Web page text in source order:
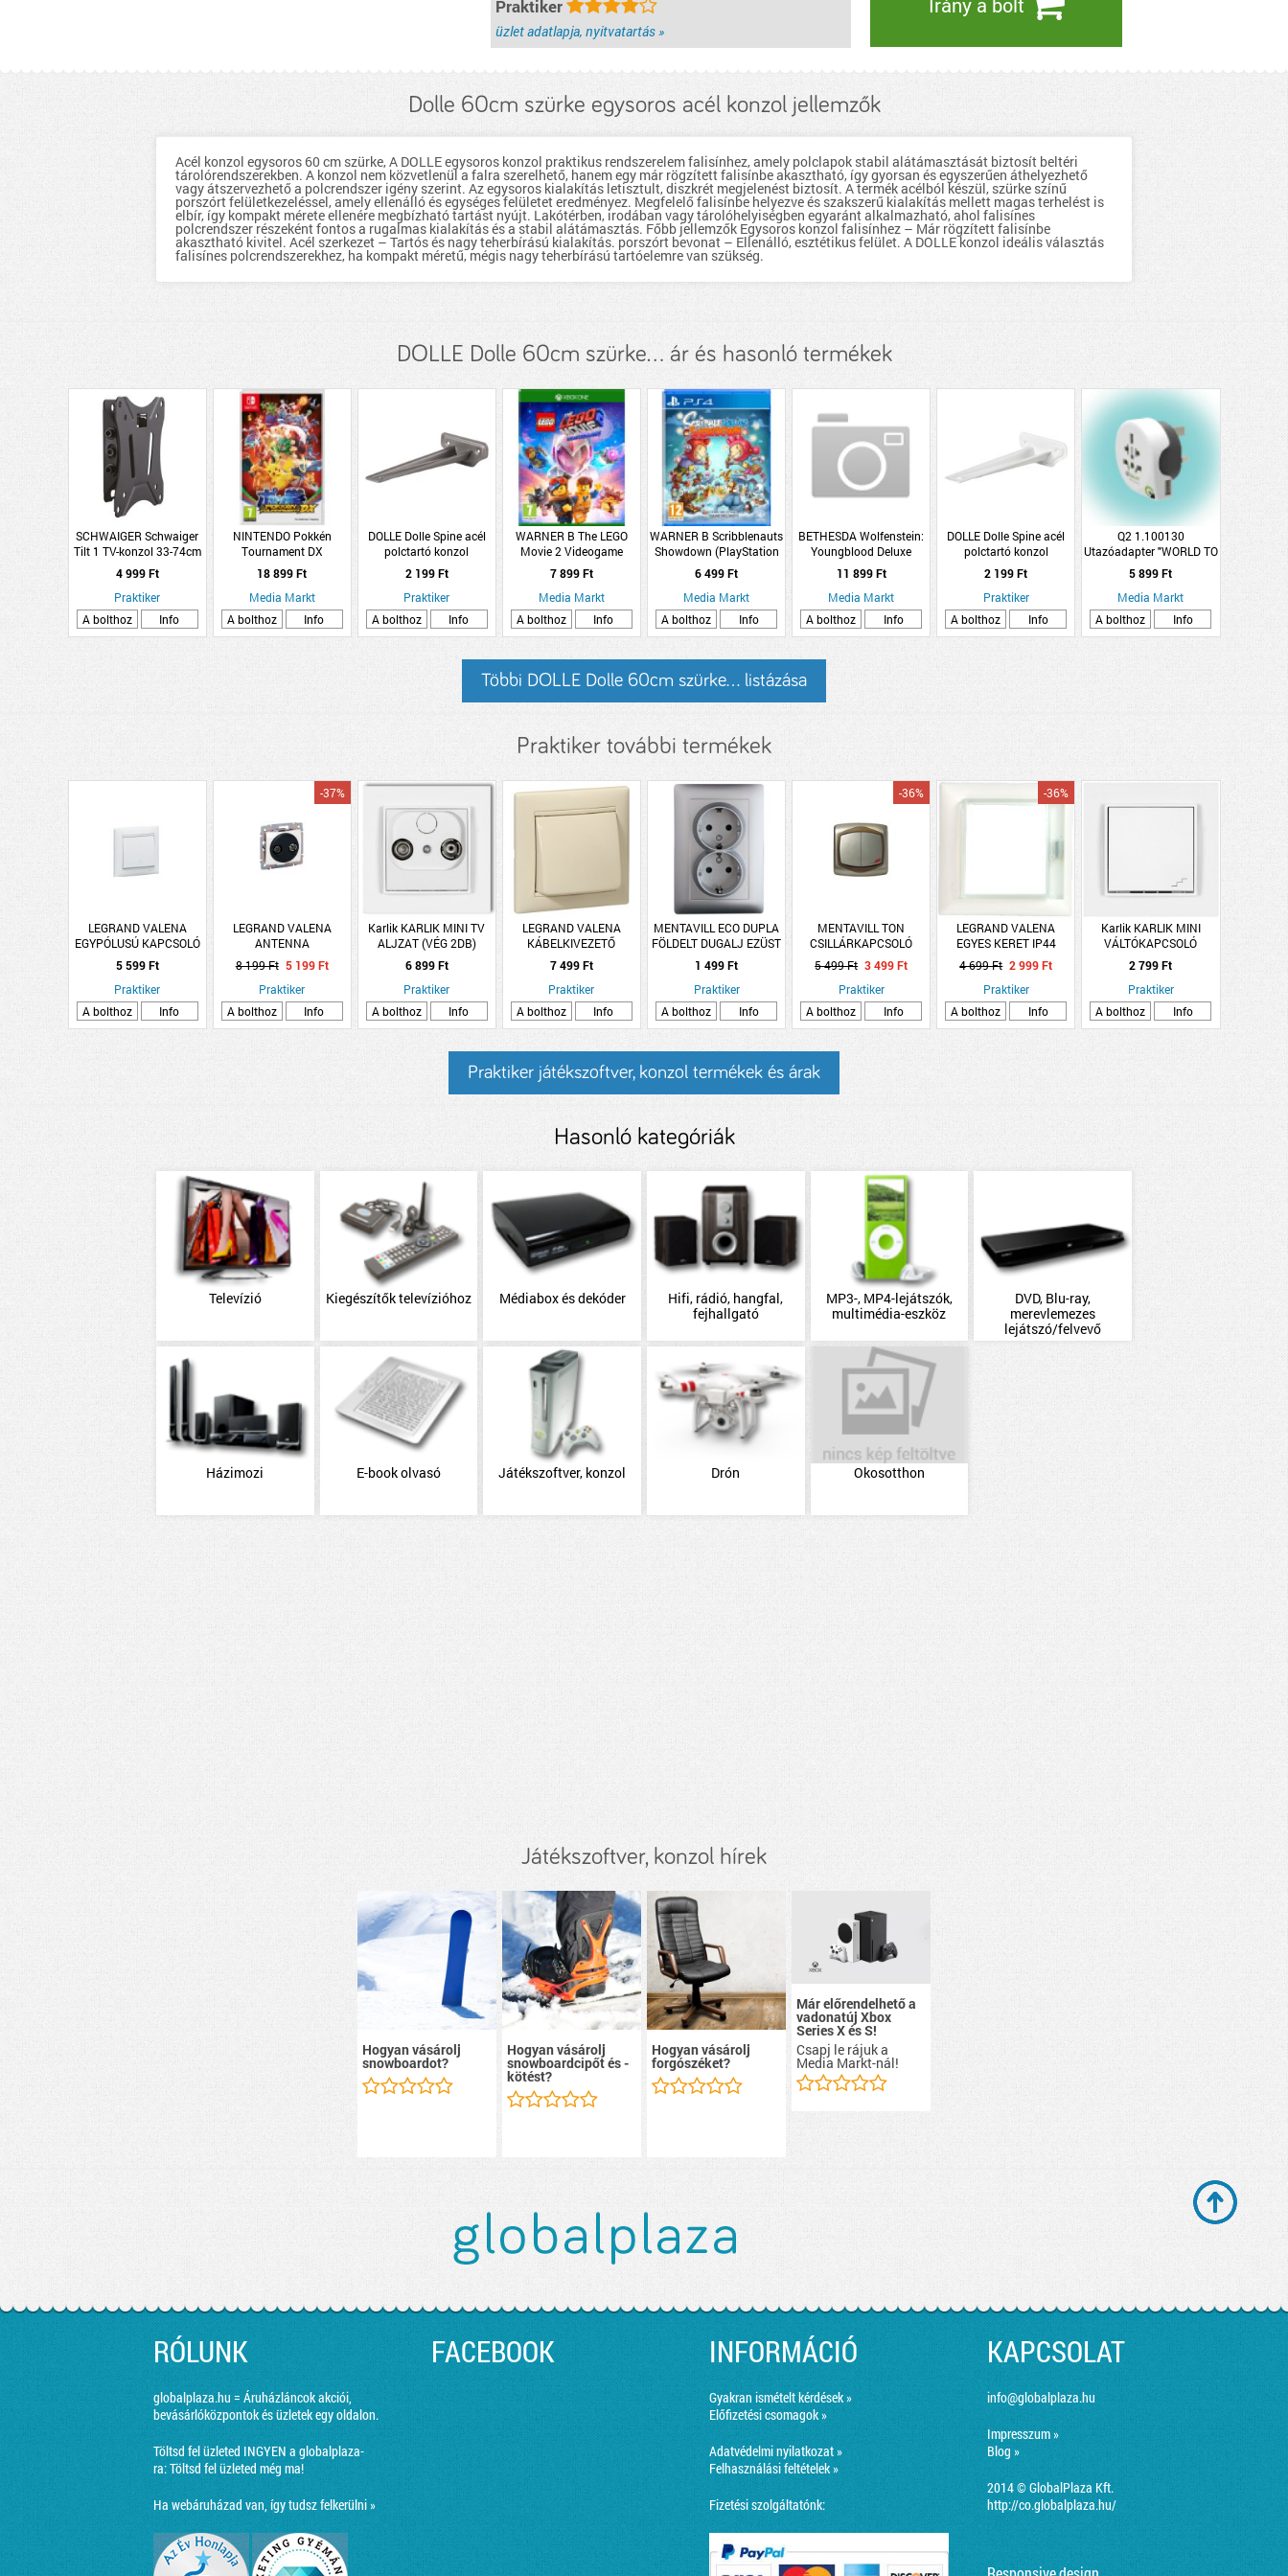
Praktiker
üzlet adatlapja, nyitvatartás »
Dolle 60cm szürke egysoros acél konzol jellemzők
Acél konzol egysoros 60 cm szürke, A DOLLE egysoros konzol praktikus rendszerelem falisínhez, amely polclapok stabil alátámasztását biztosít beltéri
tárolórendszerekben. A konzol nem közvetlenül a falra szerelhető, hanem egy már rögzített falisínbe akasztható, így gyorsan és egyszerűen áthelyezhető
vagy átszervezhető a polcrendszer igény szerint. Az egysoros kialakítás letisztult, diszkrét megjelenést biztosít. A termék acélból készül, szürke színű
porszórt felületkezeléssel, amely ellenálló és egységes felületet eredményez. Megfelelő falisínbe helyezve és szakszerű kialakítás mellett magas terhelést is
elbír, így kompakt mérete ellenére megbízható tartást nyújt. Lakótérben, irodában vagy tárolóhelyiségben egyaránt alkalmazható, ahol falisínes
polcrendszer részeként fontos a rugalmas kialakítás és a stabil alátámasztás. Főbb jellemzők Egysoros konzol falisínhez – Már rögzített falisínbe
akasztható kivitel. Acél szerkezet – Tartós és nagy teherbírású kialakítás. porszórt bevonat – Ellenálló, esztétikus felület. A DOLLE konzol ideális választás
falisínes polcrendszerekhez, ha kompakt méretű, mégis nagy teherbírású tartóelemre van szükség.
DOLLE Dolle 60cm szürke... ár és hasonló termékek
SCHWAIGER Schwaiger
Tilt 1 TV-konzol 33-74cm
dönthető max.25kg,
13&quot;-29&quot;
4 999 Ft
Praktiker
A bolthoz
Info
NINTENDO Pokkén
Tournament DX
(Nintendo Switch)
18 899 Ft
Media Markt
A bolthoz
Info
DOLLE Dolle Spine acél
polctartó konzol
18,9x4cm titán színű
2 199 Ft
Praktiker
A bolthoz
Info
WARNER B The LEGO
Movie 2 Videogame
(Xbox One)
7 899 Ft
Media Markt
A bolthoz
Info
WARNER B Scribblenauts
Showdown (PlayStation
4)
6 499 Ft
Media Markt
A bolthoz
Info
BETHESDA Wolfenstein:
Youngblood Deluxe
Edition (PlayStation 4)
11 899 Ft
Media Markt
A bolthoz
Info
DOLLE Dolle Spine acél
polctartó konzol
18,9x4cm fehér
2 199 Ft
Praktiker
A bolthoz
Info
Q2 1.100130
Utazóadapter "WORLD TO
UK USB"
5 899 Ft
Media Markt
A bolthoz
Info
Többi DOLLE Dolle 60cm szürke... listázása
Praktiker további termékek
LEGRAND VALENA
EGYPÓLUSÚ KAPCSOLÓ
KOMPLETT FEHÉR
5 599 Ft
Praktiker
A bolthoz
Info
LEGRAND VALENA
ANTENNA
CSATLAKOZÓALJ VÉGZ.
TV-RD 1,5DB FEHÉR,
BILL.+MECHANIZ.
-37%
8 199 Ft 5 199 Ft
Praktiker
A bolthoz
Info
Karlik KARLIK MINI TV
ALJZAT (VÉG 2DB)
KERETTEL FEHÉR
6 899 Ft
Praktiker
A bolthoz
Info
LEGRAND VALENA
KÁBELKIVEZETŐ
ELEFÁNTCSONT
7 499 Ft
Praktiker
A bolthoz
Info
MENTAVILL ECO DUPLA
FÖLDELT DUGALJ EZÜST
1 499 Ft
Praktiker
A bolthoz
Info
MENTAVILL TON
CSILLÁRKAPCSOLÓ
JELZŐFÉNYES EZÜST
-36%
5 499 Ft 3 499 Ft
Praktiker
A bolthoz
Info
LEGRAND VALENA
EGYES KERET IP44
FEHÉR
-36%
4 699 Ft 2 999 Ft
Praktiker
A bolthoz
Info
Karlik KARLIK MINI
VÁLTÓKAPCSOLÓ
KERETTEL 10A IP20
FEHÉR
2 799 Ft
Praktiker
A bolthoz
Info
Praktiker játékszoftver, konzol termékek és árak
Hasonló kategóriák
Televízió Kiegészítők televízióhoz Médiabox és dekóder
Hifi, rádió, hangfal,
fejhallgató
MP3-, MP4-lejátszók,
multimédia-eszköz
DVD, Blu-ray,
merevlemezes
lejátszó/felvevő
Házimozi E-book olvasó Játékszoftver, konzol Drón Okosotthon
Játékszoftver, konzol hírek
Hogyan vásárolj
snowboardot?
Hogyan vásárolj
snowboardcipőt és -
kötést?
Hogyan vásárolj
forgószéket?
Már előrendelhető a
vadonatúj Xbox
Series X és S!
Csapj le rájuk a
Media Markt-nál!
RÓLUNK
globalplaza.hu = Áruházláncok akciói,
bevásárlóközpontok és üzletek egy oldalon.
Töltsd fel üzleted INGYEN a globalplaza-
ra:Töltsd fel üzleted még ma!
Ha webáruházad van, így tudsz felkerülni »
FACEBOOK INFORMÁCIÓ
Gyakran ismételt kérdések »
Előfizetési csomagok »
Adatvédelmi nyilatkozat »
Felhasználási feltételek »
Fizetési szolgáltatónk:
KAPCSOLAT
info@globalplaza.hu
Impresszum »
Blog »
2014 © GlobalPlaza Kft.
http://co.globalplaza.hu/